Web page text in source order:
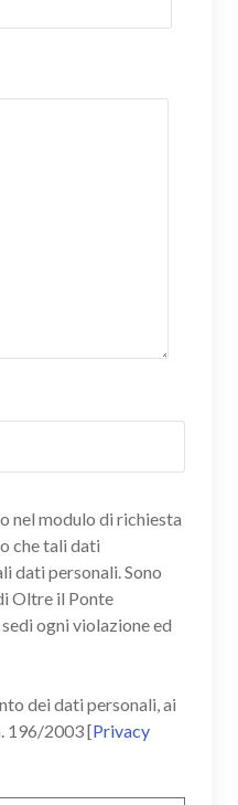
nel modulo di richiesta
che tali dati
dati personali. Sono
Oltre il Ponte
ogni violazione ed
dei dati personali, ai
196/2003 [Privacy